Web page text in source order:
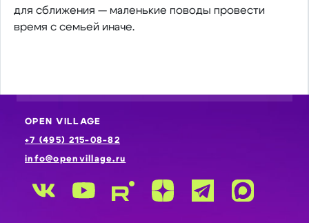
для сближения — маленькие поводы провести
время с семьей иначе.
OPEN VILLAGE
+7 (495) 215-08-82
info@openvillage.ru